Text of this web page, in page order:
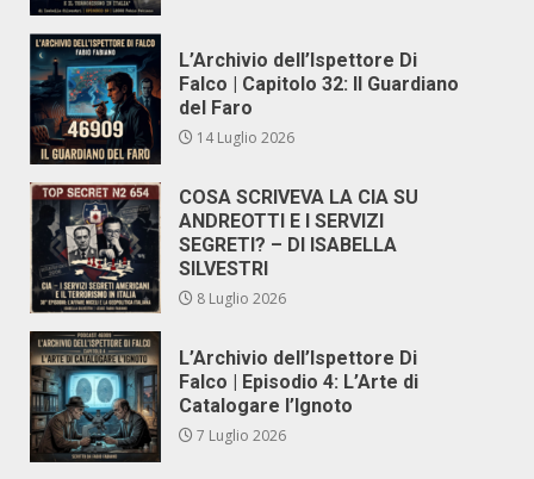
L’Archivio dell’Ispettore Di
Falco | Capitolo 32: Il Guardiano
del Faro
14 Luglio 2026
COSA SCRIVEVA LA CIA SU
ANDREOTTI E I SERVIZI
SEGRETI? – DI ISABELLA
SILVESTRI
8 Luglio 2026
L’Archivio dell’Ispettore Di
Falco | Episodio 4: L’Arte di
Catalogare l’Ignoto
7 Luglio 2026